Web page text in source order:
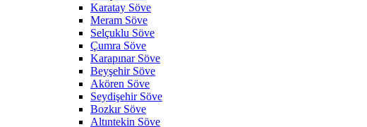
Karatay Söve
Meram Söve
Selçuklu Söve
Çumra Söve
Karapınar Söve
Beyşehir Söve
Akören Söve
Seydişehir Söve
Bozkır Söve
Altıntekin Söve